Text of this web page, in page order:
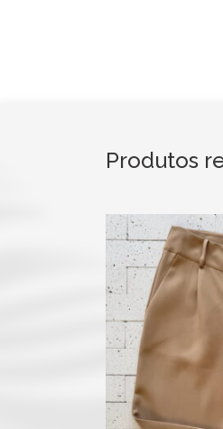
Produtos